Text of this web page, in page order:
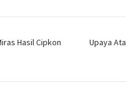
Hasil Cipkon
Upaya